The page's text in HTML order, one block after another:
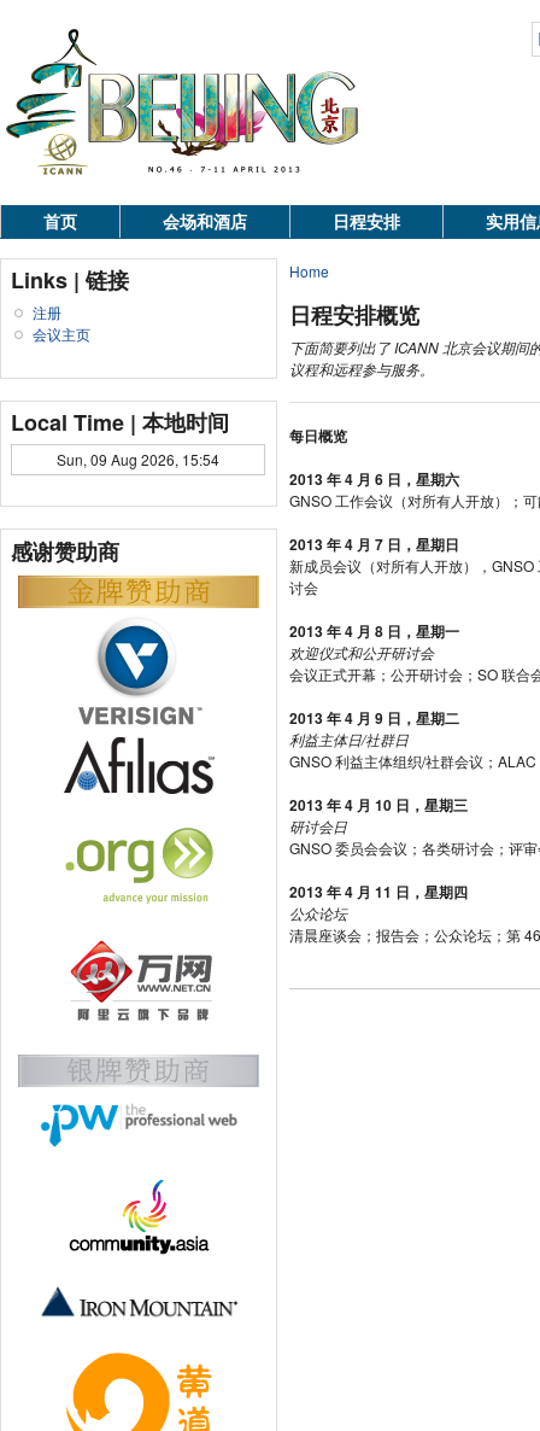
首页 会场和酒店 日程安排 实用
Links | 链接
注册
会议主页
Local Time | 本地时间
Sun, 09 Aug 2026, 15:54
感谢赞助商
Home
日程安排概览
下面简要列出了ICANN 北京会议期间
议程和远程参与服务。
每日概览
2013 年 4 月 6 日，星期六
GNSO 工作会议（对所有人开放）；
2013 年 4 月 7 日，星期日
新成员会议（对所有人开放），
讨会
2013 年 4 月 8 日，星期一
欢迎仪式和公开研讨会
会议正式开幕；公开研讨会；SO 联合
2013 年 4 月 9 日，星期二
利益主体日/社群日
GNSO 利益主体组织/社群会议；
2013 年 4 月 10 日，星期三
研讨会日
GNSO 委员会会议；各类研讨会；评
2013 年 4 月 11 日，星期四
公众论坛
清晨座谈会；报告会；公众论坛；第